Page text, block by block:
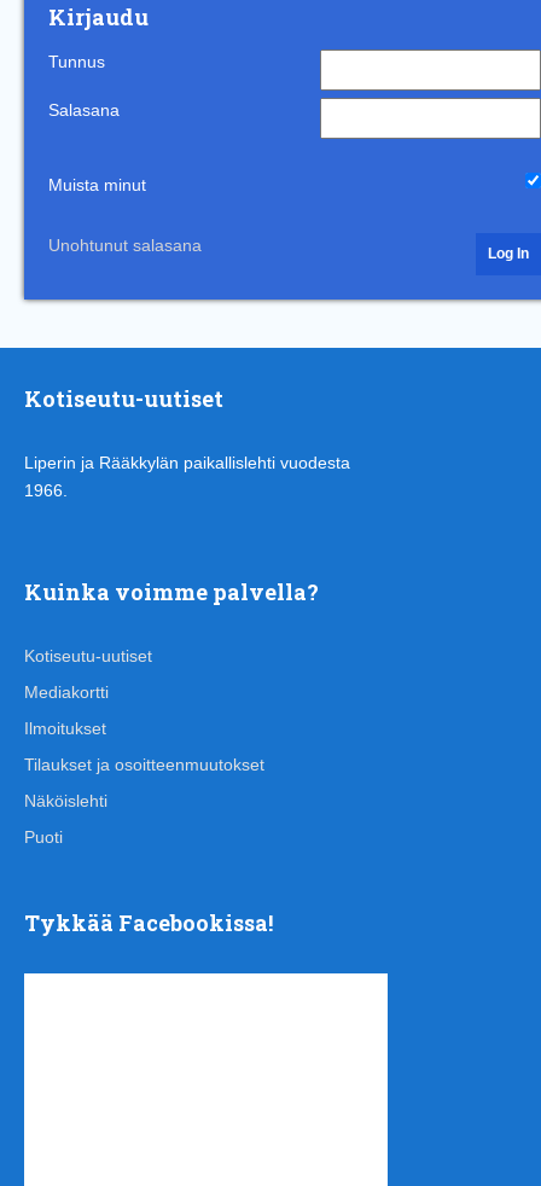
Kirjaudu
Tunnus
Salasana
Muista minut
Unohtunut salasana
Kotiseutu-uutiset
Liperin ja Rääkkylän paikallislehti vuodesta
1966.
Kuinka voimme palvella?
Kotiseutu-uutiset
Mediakortti
Ilmoitukset
Tilaukset ja osoitteenmuutokset
Näköislehti
Puoti
Tykkää Facebookissa!